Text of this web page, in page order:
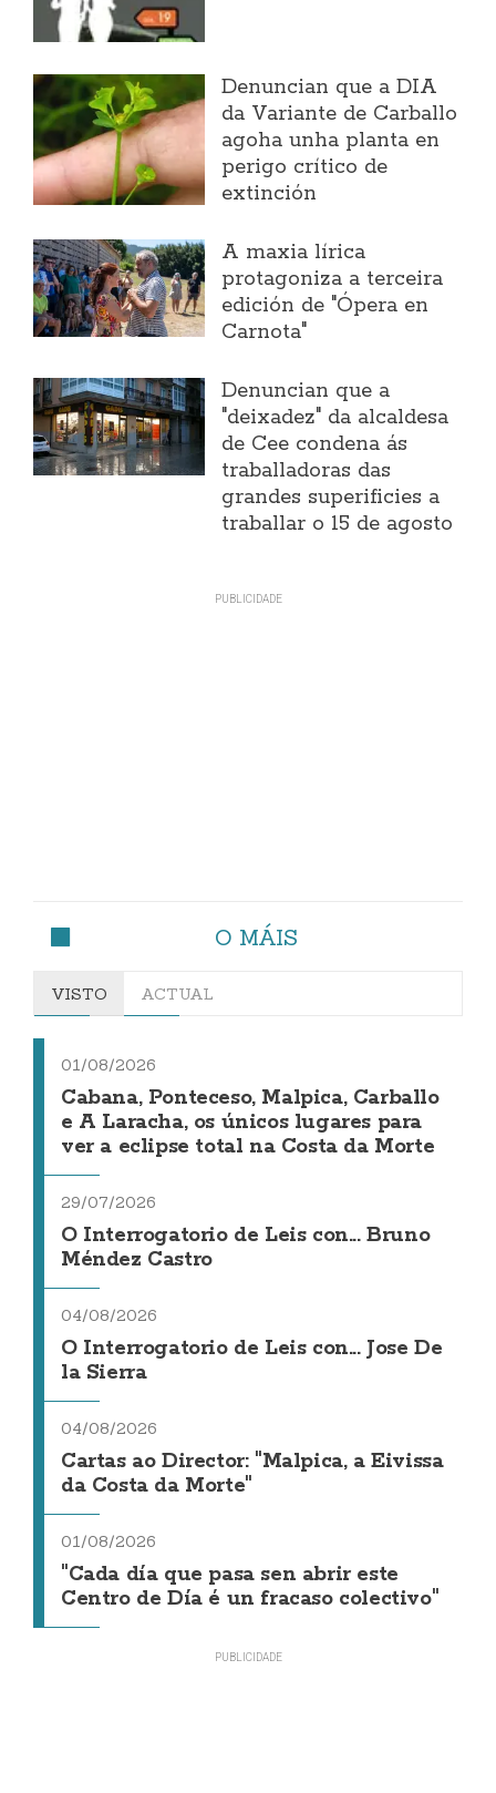
Denuncian que a DIA
da Variante de Carballo
agoha unha planta en
perigo crítico de
extinción
A maxia lírica
protagoniza a terceira
edición de "Ópera en
Carnota"
Denuncian que a
"deixadez" da alcaldesa
de Cee condena ás
traballadoras das
grandes superificies a
traballar o 15 de agosto
O MÁIS
VISTO ACTUAL
01/08/2026
Cabana, Ponteceso, Malpica, Carballo
e A Laracha, os únicos lugares para
ver a eclipse total na Costa da Morte
29/07/2026
O Interrogatorio de Leis con... Bruno
Méndez Castro
04/08/2026
O Interrogatorio de Leis con... Jose De
la Sierra
04/08/2026
Cartas ao Director: "Malpica, a Eivissa
da Costa da Morte"
01/08/2026
"Cada día que pasa sen abrir este
Centro de Día é un fracaso colectivo"